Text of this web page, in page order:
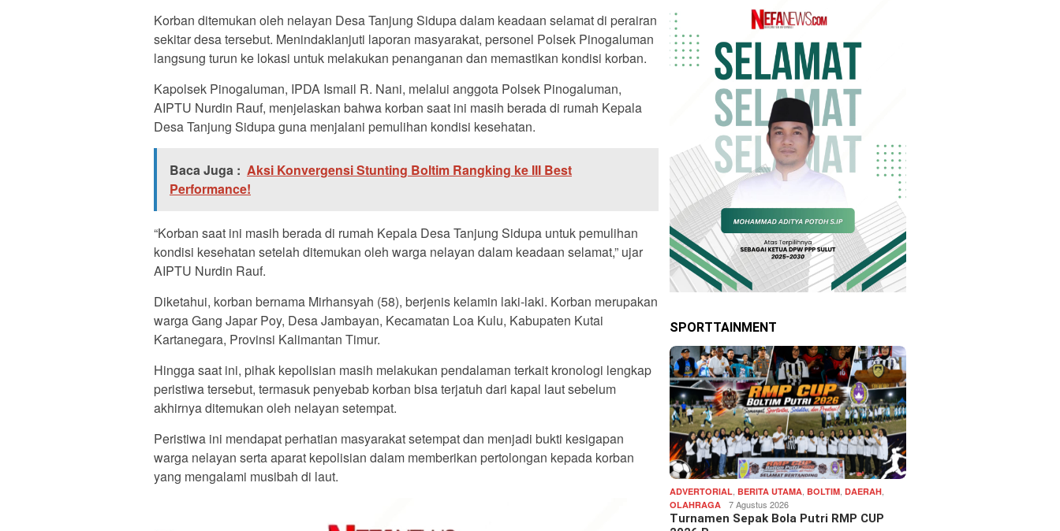
Korban ditemukan oleh nelayan Desa Tanjung Sidupa dalam keadaan selamat di perairan
sekitar desa tersebut. Menindaklanjuti laporan masyarakat, personel Polsek Pinogaluman
langsung turun ke lokasi untuk melakukan penanganan dan memastikan kondisi korban.
Kapolsek Pinogaluman, IPDA Ismail R. Nani, melalui anggota Polsek Pinogaluman,
AIPTU Nurdin Rauf, menjelaskan bahwa korban saat ini masih berada di rumah Kepala
Desa Tanjung Sidupa guna menjalani pemulihan kondisi kesehatan.
Baca Juga : Aksi Konvergensi Stunting Boltim Rangking ke III Best
Performance!
“Korban saat ini masih berada di rumah Kepala Desa Tanjung Sidupa untuk pemulihan
kondisi kesehatan setelah ditemukan oleh warga nelayan dalam keadaan selamat,” ujar
AIPTU Nurdin Rauf.
Diketahui, korban bernama Mirhansyah (58), berjenis kelamin laki-laki. Korban merupakan
warga Gang Japar Poy, Desa Jambayan, Kecamatan Loa Kulu, Kabupaten Kutai
Kartanegara, Provinsi Kalimantan Timur.
Hingga saat ini, pihak kepolisian masih melakukan pendalaman terkait kronologi lengkap
peristiwa tersebut, termasuk penyebab korban bisa terjatuh dari kapal laut sebelum
akhirnya ditemukan oleh nelayan setempat.
Peristiwa ini mendapat perhatian masyarakat setempat dan menjadi bukti kesigapan
warga nelayan serta aparat kepolisian dalam memberikan pertolongan kepada korban
yang mengalami musibah di laut.
SPORTTAINMENT
ADVERTORIAL, BERITA UTAMA, BOLTIM,DAERAH,
OLAHRAGA 7 Agustus 2026
Turnamen Sepak Bola Putri RMP CUP